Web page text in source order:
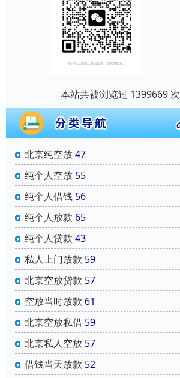
本站共被浏览过 1399669 次
北京纯空放47
纯个人空放 55
纯个人借钱 56
纯个人放款 65
纯个人贷款 43
私人上门放款 59
北京空放贷款 57
空放当时放款 61
北京空放私借 59
北京私人空放 57
借钱当天放款 52